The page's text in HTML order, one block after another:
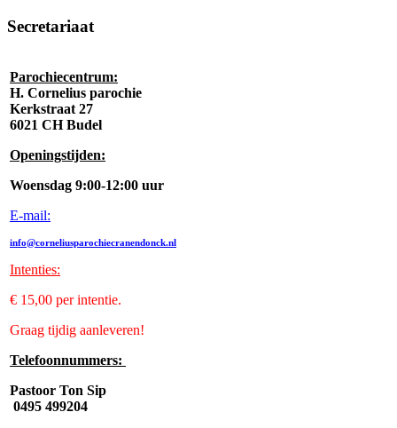
Secretariaat
Parochiecentrum:
H. Cornelius parochie
Kerkstraat 27
6021 CH Budel
Openingstijden:
Woensdag 9:00-12:00 uur
E-mail:
info@corneliusparochiecranendonck.nl
Intenties:
€ 15,00 per intentie.
Graag tijdig aanleveren!
Telefoonnummers:
Pastoor Ton Sip
0495 499204